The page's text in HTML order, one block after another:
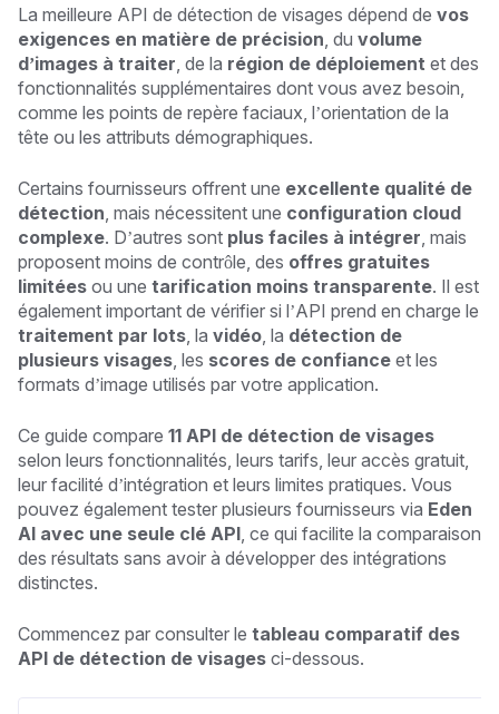
La meilleure API de détection de visages dépend de vos
exigences en matière de précision , du volume
d’images à traiter , de la région de déploiement et des
fonctionnalités supplémentaires dont vous avez besoin,
comme les points de repère faciaux, l’orientation de la
tête ou les attributs démographiques.
Certains fournisseurs offrent une excellente qualité de
détection , mais nécessitent une configuration cloud
complexe. D’autres sont plus faciles à intégrer , mais
proposent moins de contrôle, des offres gratuites
limitées ou une tarification moins transparente. Il est
également important de vérifier si l’API prend en charge le
traitement par lots , la vidéo , la détection de
plusieurs visages , les scores de confiance et les
formats d’image utilisés par votre application.
Ce guide compare 11 API de détection de visages
selon leurs fonctionnalités, leurs tarifs, leur accès gratuit,
leur facilité d’intégration et leurs limites pratiques. Vous
pouvez également tester plusieurs fournisseurs via Eden
AI avec une seule clé API , ce qui facilite la comparaison
des résultats sans avoir à développer des intégrations
distinctes.
Commencez par consulter le tableau comparatif des
API de détection de visages ci-dessous.